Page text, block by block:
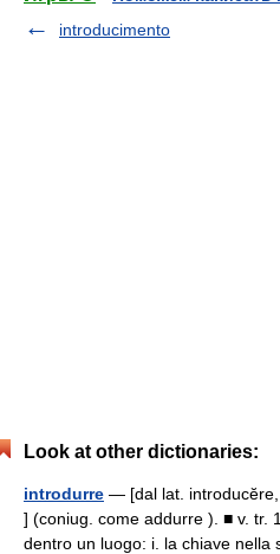
introducimento
Look at other dictionaries:
introdurre — [dal lat.
] (coniug. come addurre ). ■ v. tr.
dentro un luogo: i. la chiave